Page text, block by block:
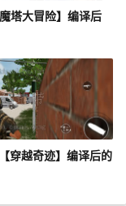
塔大冒险】编译后
穿越奇迹】编译后的